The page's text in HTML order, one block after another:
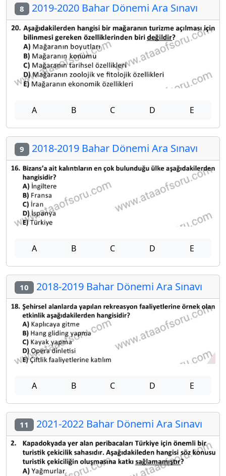
8 2019-2020 Bahar Dönemi Ara Sınavı
A B C D E
9 2018-2019 Bahar Dönemi Ara Sınavı
A B C D E
10 2018-2019 Bahar Dönemi Ara Sınavı
A B C D E
11 2021-2022 Bahar Dönemi Ara Sınavı